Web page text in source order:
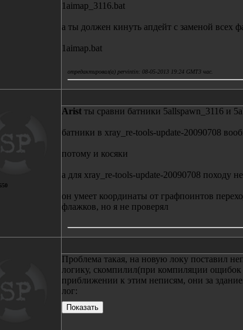
1aimap_3116.bat
а ты должен кинуть апдейт с заменой всех
1aimap.bat
отредактировал(а) pervintin: 08-05-2013 19:24 GMT3 час.
Arist ты сравни батники 5allspawn_3116 и
батники в xray_re-tools-update-20090708
потому и косяки
а для xray_re-tools-update-20090708 походу
он умеет координаты от графпоинтов
флажков, но я не проверял
Проблема такая, на новую локу поставил
логику, скомпилил(при компиляции ощибок
приближении к этим неписям, они за
лог: